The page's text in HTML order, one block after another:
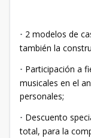
· 2 modelos de
también la
· Participación a
musicales en el
personales;
· Descuento
total, para la